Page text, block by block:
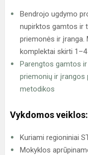
Bendrojo ugdymo
nupirktos gamtos ir
priemonės ir įranga.
komplektai skirti
Parengtos gamtos
priemonių ir įrangos
metodikos
Vykdomos veiklos:
Kuriami regioniniai
Mokyklos